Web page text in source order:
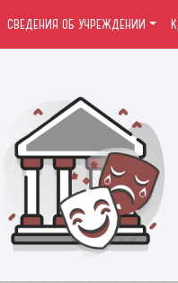
СВЕДЕНИЯ ОБ УЧРЕЖДЕНИИ